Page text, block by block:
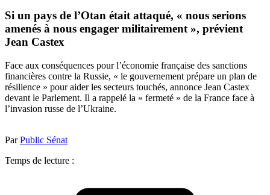
Si un pays de l’Otan était attaqué, « nous serions
amenés à nous engager militairement », prévient
Jean Castex
Face aux conséquences pour l’économie française des sanctions
financières contre la Russie, « le gouvernement prépare un plan de
résilience » pour aider les secteurs touchés, annonce Jean Castex
devant le Parlement. Il a rappelé la « fermeté » de la France face à
l’invasion russe de l’Ukraine.
ParPublic Sénat
Temps de lecture :